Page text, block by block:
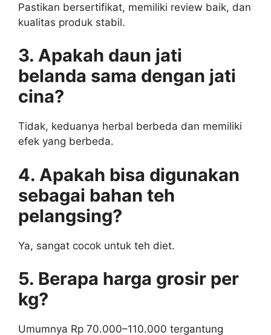
Pastikan bersertifikat, memiliki review baik, dan
kualitas produk stabil.
3. Apakah daun jati
belanda sama dengan jati
cina?
Tidak, keduanya herbal berbeda dan memiliki
efek yang berbeda.
4. Apakah bisa digunakan
sebagai bahan teh
pelangsing?
Ya, sangat cocok untuk teh diet.
5. Berapa harga grosir per
kg?
Umumnya Rp 70.000–110.000 tergantung